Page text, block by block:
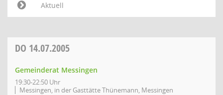
Aktuell
DO 14.07.2005
Gemeinderat Messingen
19:30-22:50 Uhr
Messingen, in der Gasttätte Thünemann, Messingen